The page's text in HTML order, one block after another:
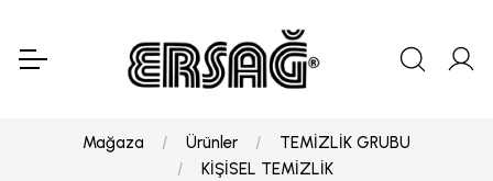
Mağaza Ürünler
TEMİZLİK GRUBU
KİŞİSEL TEMİZLİK